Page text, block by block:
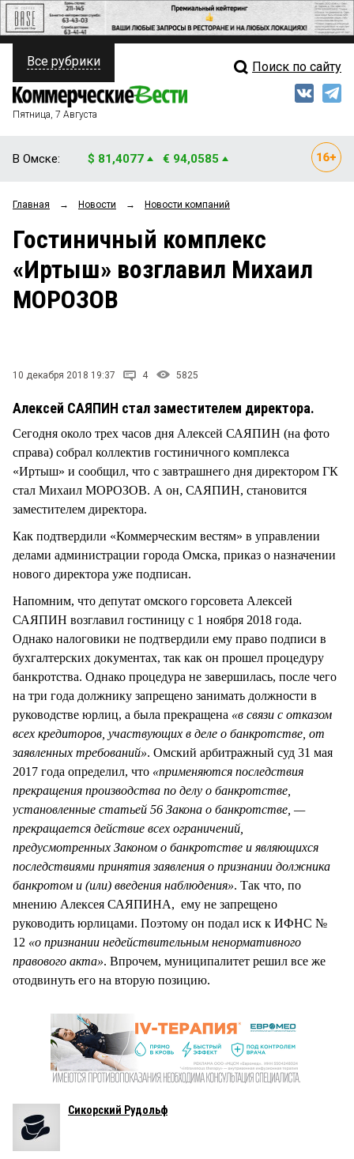
ПОЛИТИКА
ФИНАНСЫ
ОБЩЕСТВО
ЗАКОН
НОВОСТИ КОМПАНИЙ
Свежий выпуск
Мнения
Рейтинги
Блоги
Все рубрики Поиск по сайту
Пятница, 7 Августа
В Омске: $ 81,4077 € 94,0585
Главная → Новости → Новости компаний
Гостиничный комплекс
«Иртыш» возглавил Михаил
МОРОЗОВ
10 декабря 2018 19:37 4 5825
Алексей САЯПИН стал заместителем директора.
Сегодня около трех часов дня Алексей САЯПИН (на фото
справа) собрал коллектив гостиничного комплекса
«Иртыш» и сообщил, что с завтрашнего дня директором ГК
стал Михаил МОРОЗОВ. А он, САЯПИН, становится
заместителем директора.
Как подтвердили «Коммерческим вестям» в управлении
делами администрации города Омска, приказ о назначении
нового директора уже подписан.
Напомним, что депутат омского горсовета Алексей
САЯПИН возглавил гостиницу с 1 ноября 2018 года.
Однако налоговики не подтвердили ему право подписи в
бухгалтерских документах, так как он прошел процедуру
банкротства. Однако процедура не завершилась, после чего
на три года должнику запрещено занимать должности в
руководстве юрлиц, а была прекращена «в связи с отказом
всех кредиторов, участвующих в деле о банкротстве, от
заявленных требований». Омский арбитражный суд 31 мая
2017 года определил, что «применяются последствия
прекращения производства по делу о банкротстве,
установленные статьей 56 Закона о банкротстве, —
прекращается действие всех ограничений,
предусмотренных Законом о банкротстве и являющихся
последствиями принятия заявления о признании должника
банкротом и (или) введения наблюдения». Так что, по
мнению Алексея САЯПИНА, ему не запрещено
руководить юрлицами. Поэтому он подал иск к ИФНС №
12 «о признании недействительным ненормативного
правового акта». Впрочем, муниципалитет решил все же
отодвинуть его на вторую позицию.
Сикорский Рудольф